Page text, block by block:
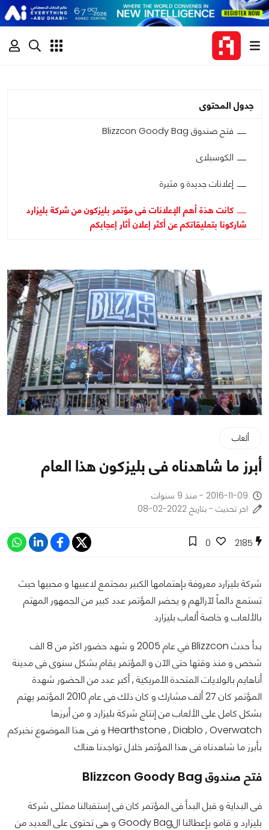
جدول المحتوى
فتح صندوق Blizzcon Goody Bag
الكوسبلاى
إعلانات جديدة و مثيرة
كانت هذة أهم الإعلانات فى مؤتمر بليزكون من شركة بليزارد
شاركونا بتعليقاتكم عن أكثر إعلان أثار إعجابكم
ألعاب
أبرز ما شاهدناه فى بليزكون هذا العام
2016-11-09 - منذ 9 سنوات
اخر تحديث - بتاريخ 2022-02-08
2185
0
شركة بليزارد معروفة بإهتمامها الكبير بمجتمع لاعبيها و محبيها حيث
تستمع دائماً لآرائهم و يحضر المؤتمر عدد كبير من الجمهور المهتم
بالألعاب و خاصة ألعاب بليزارد
بدأ حدث Blizzcon في عام 2005 و شهد حضور اكثر من 8 الف
شخص و منذ وقتها حتى الآن و المؤتمر يقام بشكل سنوى فى مدينة
أناهايم بالولايات المتحدة الأمريكية , أكبر عدد من الحضور شهدة
المؤتمر كان 27 ألف مشارك و كان ذلك فى عام 2010 المؤتمر يهتم
بشكل كامل على الألعاب من إنتاج شركة بليزارد و من أبرزها
Hearthstone , Diablo , Overwatch و فى هذا الموضوع نخبركم
بأبرز ما شاهدناه فى هذا المؤتمر خلال تواجدنا هناك
فتح صندوق Blizzcon Goody Bag
فى البداية و قبل البدأ فى المؤتمر كان فى إستقبالنا ممثلى شركة
بليزارد و قامو بإعطائنا الGoody Bag و هى تحتوى على العديد من